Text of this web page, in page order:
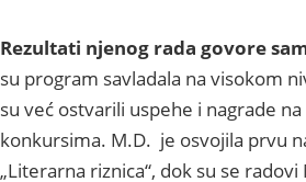
Rezultati njenog rada govore
su program savladala na visokom
su već ostvarili uspehe i nagrade
konkursima. M.D. je osvojila prvu
„Literarna riznica“, dok su se radovi